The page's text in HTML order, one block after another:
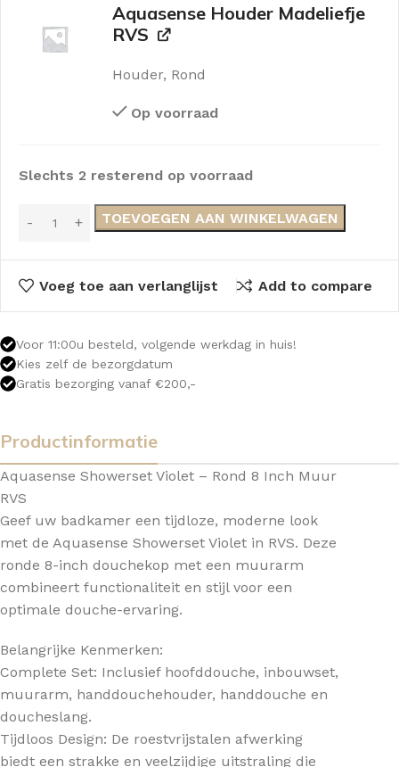
Aquasense Houder Madeliefje
RVS
Houder, Rond
Op voorraad
Slechts 2 resterend op voorraad
TOEVOEGEN AAN WINKELWAGEN
Voeg toe aan verlanglijst Add to compare
Voor 11:00u besteld, volgende werkdag in huis!
Kies zelf de bezorgdatum
Gratis bezorging vanaf €200,-
Productinformatie
Aquasense Showerset Violet – Rond 8 Inch Muur
RVS
Geef uw badkamer een tijdloze, moderne look
met de Aquasense Showerset Violet in RVS. Deze
ronde 8-inch douchekop met een muurarm
combineert functionaliteit en stijl voor een
optimale douche-ervaring.
Belangrijke Kenmerken:
Complete Set: Inclusief hoofddouche, inbouwset,
muurarm, handdouchehouder, handdouche en
doucheslang.
Tijdloos Design: De roestvrijstalen afwerking
biedt een strakke en veelzijdige uitstraling die